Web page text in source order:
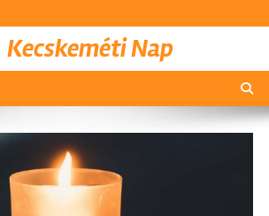
Kecskeméti Nap